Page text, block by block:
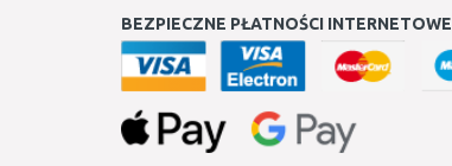
BEZPIECZNE PŁATNOŚCI INTERNETOWE